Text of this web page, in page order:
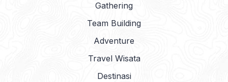
Gathering
Team Building
Adventure
Travel Wisata
Destinasi